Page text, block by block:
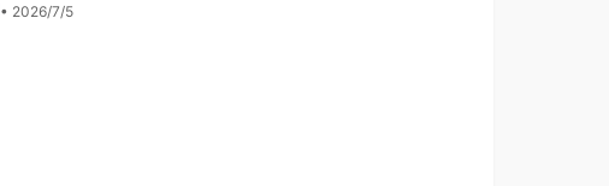
• 2026/7/5